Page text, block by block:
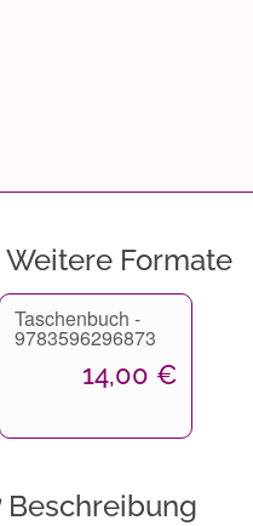
Weitere Formate
Taschenbuch -
9783596296873
14,00 €
Beschreibung